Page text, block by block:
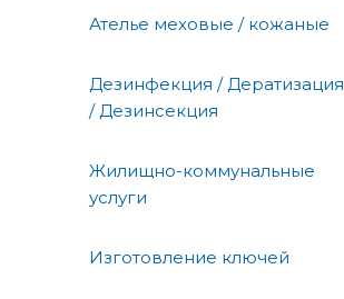
Ателье меховые / кожаные
Дезинфекция / Дератизация
/ Дезинсекция
Жилищно-коммунальные
услуги
Изготовление ключей